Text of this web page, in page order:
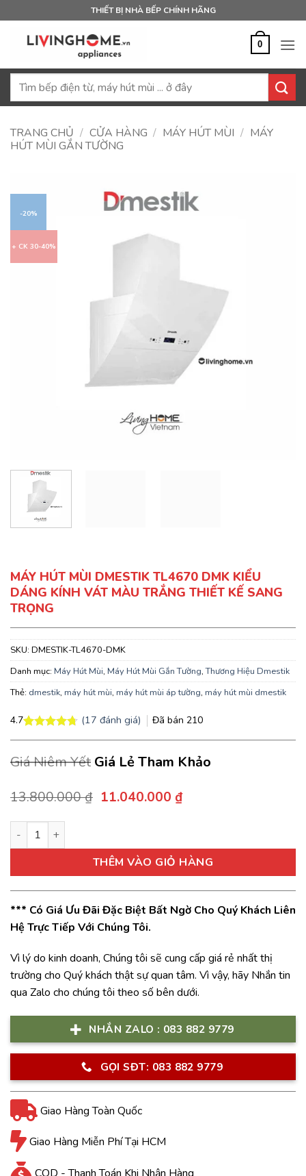
qua
THIẾT BỊ NHÀ BẾP CHÍNH HÃNG
0
Tìm
TRANG CHỦ / CỬA HÀNG / MÁY HÚT MÙI / MÁY
HÚT MÙI GẮN TƯỜNG
-20%
+ CK 30-40%
MÁY HÚT MÙI DMESTIK TL4670 DMK KIỂU
DÁNG KÍNH VÁT MÀU TRẮNG THIẾT KẾ SANG
TRỌNG
SKU: DMESTIK-TL4670-DMK
Danh mục: Máy Hút Mùi, Máy Hút Mùi Gắn Tường,Thương Hiệu Dmestik
Thẻ: dmestik, máy hút mùi, máy hút mùi áp tường, máy hút mùi dmestik
4.7
đánh giá
(17 đánh giá) Đã bán 210
Giá Niêm Yết Giá Lẻ Tham Khảo
13.800.000₫ Giá
11.040.000 ₫Giá
11.040.000 ₫.
Máy hút mùi Dmestik TL4670 DMK kiểu dáng kính vát màu
THÊM VÀO GIỎ HÀNG
*** Có Giá Ưu Đãi Đặc Biệt Bất Ngờ Cho Quý Khách Liên
Hệ Trực Tiếp Với Chúng Tôi.
Vì lý do kinh doanh, Chúng tôi sẽ cung cấp giá rẻ nhất thị
trường cho Quý khách thật sự quan tâm. Vì vậy, hãy Nhắn tin
qua Zalo cho chúng tôi theo số bên dưới.
NHẮN ZALO : 083 882 9779
GỌI SĐT: 083 882 9779
Giao Hàng Toàn Quốc
Giao Hàng Miễn Phí Tại HCM